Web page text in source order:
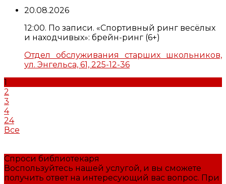
20.08.2026
12:00. По записи. «Спортивный ринг весёлых
и находчивых»: брейн-ринг (6+)
Отдел обслуживания старших школьников,
ул. Энгельса, 61, 225-12-36
1
2
3
4
24
Все
Спроси библиотекаря
Воспользуйтесь нашей услугой, и вы сможете
получить ответ на интересующий вас вопрос. При